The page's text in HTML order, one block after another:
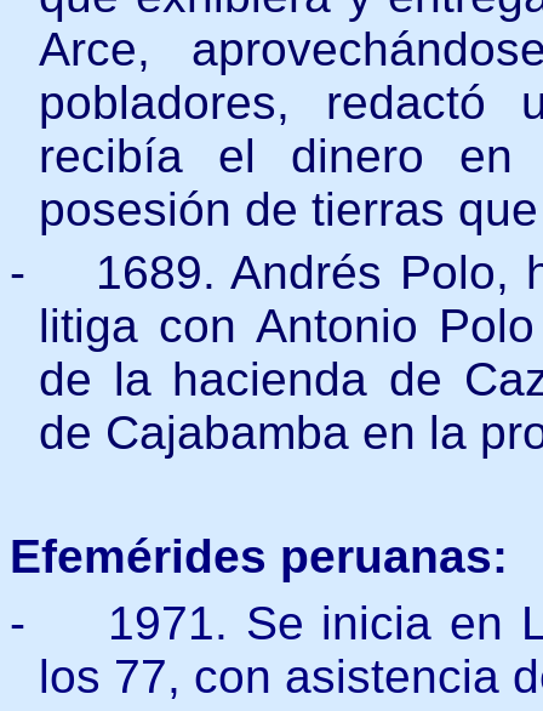
Arce,
pobladores, redactó
recibía el dinero en
posesión de tierras
- 1689. Andrés Polo,
litiga con Antonio
de la hacienda de
de Cajabamba en la
Efemérides peruanas:
-
1971. Se inicia en
los 77, con asis­tencia